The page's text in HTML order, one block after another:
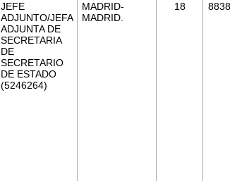
JEFE
ADJUNTO/JEFA
ADJUNTA DE
SECRETARIA
DE
SECRETARIO
DE ESTADO
(5246264)
MADRID-
MADRID.
18